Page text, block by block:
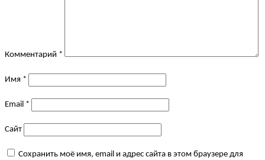
Комментарий *
Имя *
Email *
Сайт
Сохранить моё имя, email и адрес сайта в этом браузере для